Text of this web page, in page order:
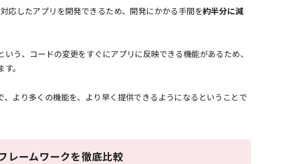
応したアプリを開発できるため、開発にかかる手間を約半分に減
いう、コードの変更をすぐにアプリに反映できる機能があるため、
。
、より多くの機能を、より早く提供できるようになるということで
レームワークを徹底比較